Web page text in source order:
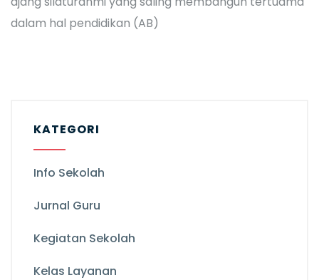
dalam hal pendidikan (AB)
KATEGORI
Info Sekolah
Jurnal Guru
Kegiatan Sekolah
Kelas Layanan